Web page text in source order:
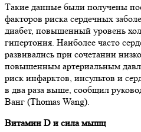
Такие данные были получены
факторов риска сердечных
диабет, повышенный уровень
гипертония. Наиболее часто
развивались при сочетании
повышенным артериальным
риск инфарктов, инсультов и
в два раза выше, сообщил
Ванг (Thomas Wang).
Витамин D и сила мышц